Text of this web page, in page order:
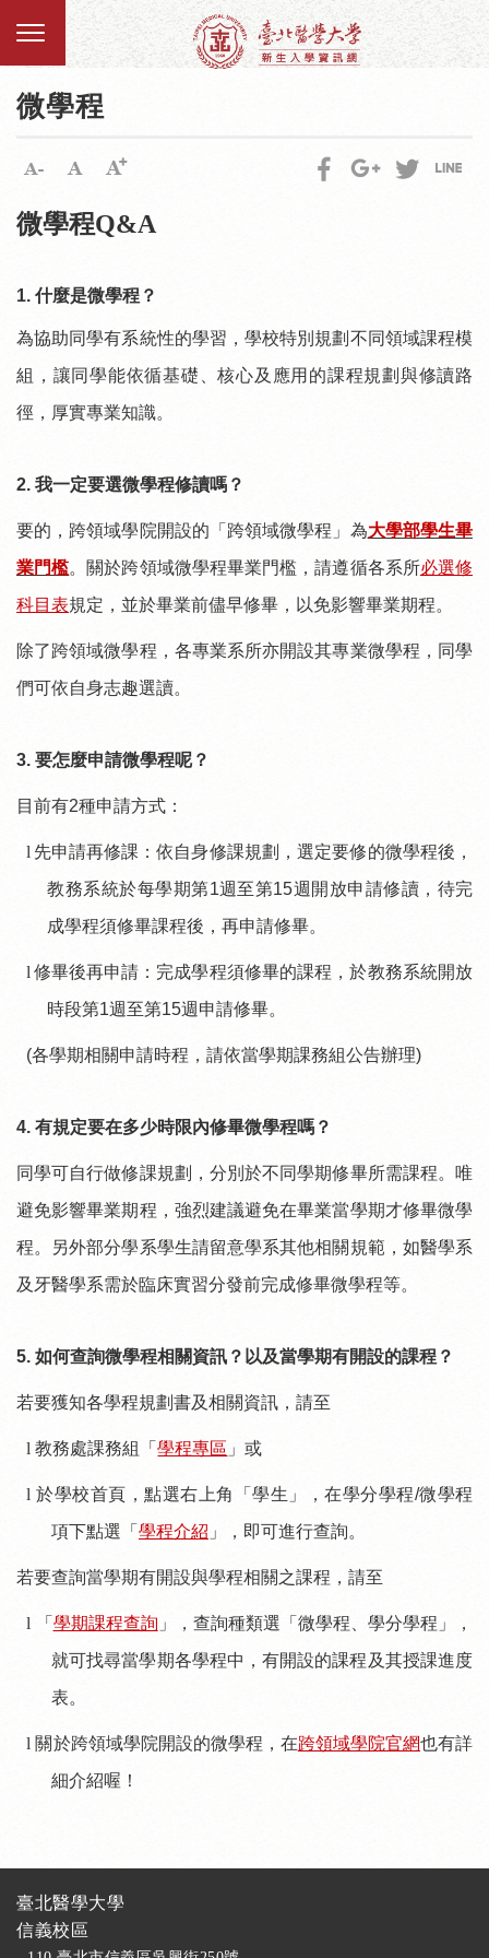
微學程
微學程Q&A
1. 什麼是微學程？
為協助同學有系統性的學習，學校特別規劃不同領域課程模
組，讓同學能依循基礎、核心及應用的課程規劃與修讀路
徑，厚實專業知識。
2. 我一定要選微學程修讀嗎？
要的，跨領域學院開設的「跨領域微學程」為大學部學生畢
業門檻。關於跨領域微學程畢業門檻，請遵循各系所必選修
科目表規定，並於畢業前儘早修畢，以免影響畢業期程。
除了跨領域微學程，各專業系所亦開設其專業微學程，同學
們可依自身志趣選讀。
3. 要怎麼申請微學程呢？
目前有2種申請方式：
l 先申請再修課：依自身修課規劃，選定要修的微學程後，
教務系統於每學期第1週至第15週開放申請修讀，待完
成學程須修畢課程後，再申請修畢。
l 修畢後再申請：完成學程須修畢的課程，於教務系統開放
時段第1週至第15週申請修畢。
(各學期相關申請時程，請依當學期課務組公告辦理)
4. 有規定要在多少時限內修畢微學程嗎？
同學可自行做修課規劃，分別於不同學期修畢所需課程。唯
避免影響畢業期程，強烈建議避免在畢業當學期才修畢微學
程。另外部分學系學生請留意學系其他相關規範，如醫學系
及牙醫學系需於臨床實習分發前完成修畢微學程等。
5. 如何查詢微學程相關資訊？以及當學期有開設的課程？
若要獲知各學程規劃書及相關資訊，請至
l 教務處課務組「學程專區 」或
l 於學校首頁，點選右上角「學生」，在學分學程/微學程
項下點選「 學程介紹 」，即可進行查詢。
若要查詢當學期有開設與學程相關之課程，請至
l 「 學期課程查詢 」，查詢種類選「微學程、學分學程」，
就可找尋當學期各學程中，有開設的課程及其授課進度
表。
l 關於跨領域學院開設的微學程，在跨領域學院官網也有詳
細介紹喔！
臺北醫學大學
信義校區